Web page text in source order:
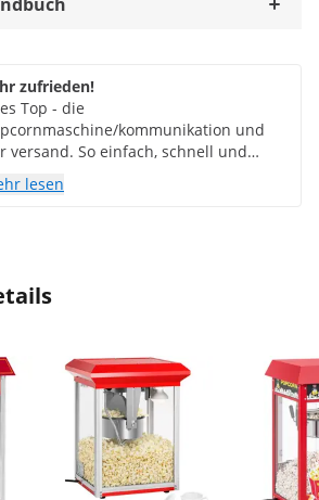
zufrieden!
Top - die
kommunikation und
versand. So einfach, schnell und
lesen